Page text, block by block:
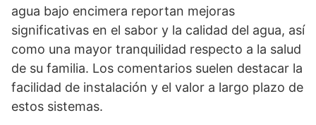
agua bajo encimera reportan mejoras
significativas en el sabor y la calidad del agua, así
como una mayor tranquilidad respecto a la salud
de su familia. Los comentarios suelen destacar la
facilidad de instalación y el valor a largo plazo de
estos sistemas.